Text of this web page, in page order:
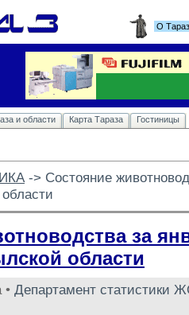
О
и области Карта Тараза Гостиницы
-> Состояние
за
области
• Департамент статистики